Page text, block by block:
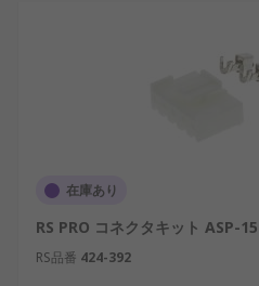
：電
器の動作を安定させる。
：
電源分配ユニット
器に電力を分配する。
LEDドライバ：LED照明
源管理アクセサリ
在庫あり
RS PRO コネクタキット ASP-
RS品番 424-392